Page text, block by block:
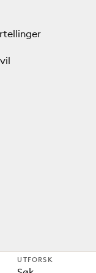
UTFORSK